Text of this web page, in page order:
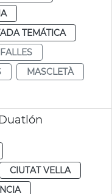
TEMÁTICA
FALLES
MASCLETÀ
CIUTAT VELLA